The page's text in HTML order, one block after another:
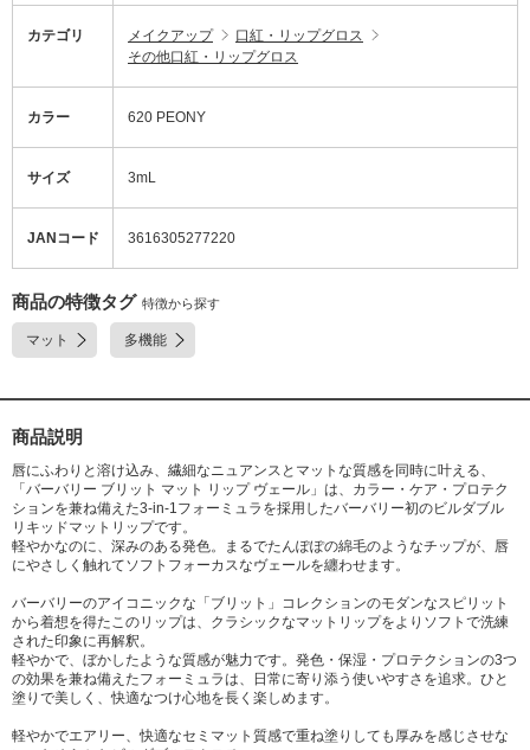
カテゴリ メイクアップ
口紅・リップグロス
その他口紅・リップグロス
カラー 620 PEONY
サイズ 3mL
JANコード 3616305277220
商品の特徴タグ 特徴から探す
マット 多機能
商品説明
唇にふわりと溶け込み、繊細なニュアンスとマットな質感を同時に叶える、
「バーバリー ブリット マット リップ ヴェール」は、カラー・ケア・プロテク
ションを兼ね備えた3-in-1フォーミュラを採用したバーバリー初のビルダブル
リキッドマットリップです。
軽やかなのに、深みのある発色。まるでたんぽぽの綿毛のようなチップが、唇
にやさしく触れてソフトフォーカスなヴェールを纏わせます。
バーバリーのアイコニックな「ブリット」コレクションのモダンなスピリット
から着想を得たこのリップは、クラシックなマットリップをよりソフトで洗練
された印象に再解釈。
軽やかで、ぼかしたような質感が魅力です。発色・保湿・プロテクションの3つ
の効果を兼ね備えたフォーミュラは、日常に寄り添う使いやすさを追求。ひと
塗りで美しく、快適なつけ心地を長く楽しめます。
軽やかでエアリー、快適なセミマット質感で重ね塗りしても厚みを感じさせな